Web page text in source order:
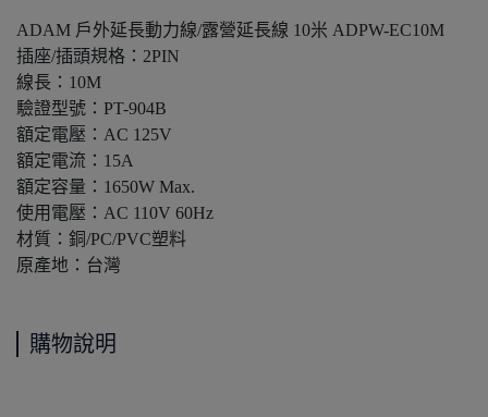
ADAM 戶外延長動力線/露營延長線 10米 ADPW-EC10M
插座/插頭規格：2PIN
線長：10M
驗證型號：PT-904B
額定電壓：AC 125V
額定電流：15A
額定容量：1650W Max.
使用電壓：AC 110V 60Hz
材質：銅/PC/PVC塑料
原產地：台灣
購物說明